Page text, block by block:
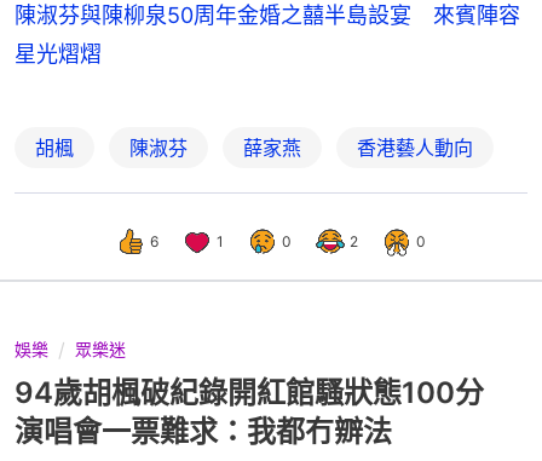
陳淑芬與陳柳泉50周年金婚之囍半島設宴 來賓陣容
星光熠熠
胡楓 陳淑芬 薛家燕 香港藝人動向
6 1 0 2 0
娛樂 眾樂迷
94歲胡楓破紀錄開紅館騷狀態100分
演唱會一票難求：我都冇辧法